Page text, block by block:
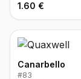
1.60 €
Canarbello
#83